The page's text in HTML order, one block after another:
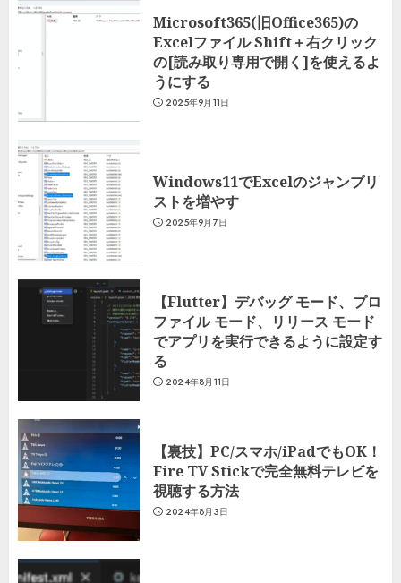
Microsoft365(旧Office365)の
Excelファイル Shift＋右クリック
の[読み取り専用で開く]を使えるよ
うにする
2025年9月11日
Windows11でExcelのジャンプリ
ストを増やす
2025年9月7日
【Flutter】デバッグ モード、プロ
ファイル モード、リリース モード
でアプリを実行できるように設定す
る
2024年8月11日
【裏技】PC/スマホ/iPadでもOK！
Fire TV Stickで完全無料テレビを
視聴する方法
2024年8月3日